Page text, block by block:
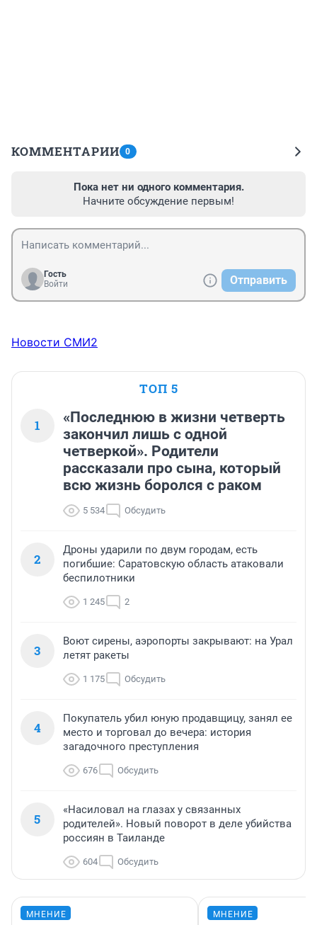
КОММЕНТАРИИ 0
Пока нет ни одного комментария.
Начните обсуждение первым!
Гость
Войти
Отправить
Новости СМИ2
ТОП 5
1
«Последнюю в жизни четверть
закончил лишь с одной
четверкой». Родители
рассказали про сына, который
всю жизнь боролся с раком
5 534 Обсудить
2
Дроны ударили по двум городам, есть
погибшие: Саратовскую область атаковали
беспилотники
1 245 2
3
Воют сирены, аэропорты закрывают: на Урал
летят ракеты
1 175 Обсудить
4
Покупатель убил юную продавщицу, занял ее
место и торговал до вечера: история
загадочного преступления
676 Обсудить
5
«Насиловал на глазах у связанных
родителей». Новый поворот в деле убийства
россиян в Таиланде
604 Обсудить
МНЕНИЕ МНЕНИЕ